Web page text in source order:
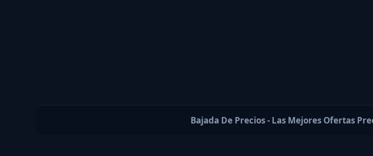
Bajada De Precios - Las Mejores Ofertas